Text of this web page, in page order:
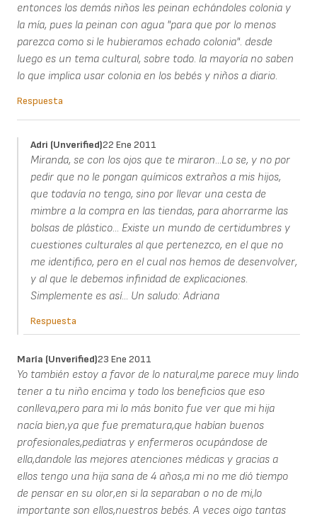
entonces los demás niños les peinan echándoles colonia y
la mía, pues la peinan con agua "para que por lo menos
parezca como si le hubieramos echado colonia". desde
luego es un tema cultural, sobre todo. la mayoría no saben
lo que implica usar colonia en los bebés y niños a diario.
Respuesta
Adri (unverified)22 Ene 2011
Miranda, se con los ojos que te miraron...Lo se, y no por
pedir que no le pongan químicos extraños a mis hijos,
que todavía no tengo, sino por llevar una cesta de
mimbre a la compra en las tiendas, para ahorrarme las
bolsas de plástico... Existe un mundo de certidumbres y
cuestiones culturales al que pertenezco, en el que no
me identifico, pero en el cual nos hemos de desenvolver,
y al que le debemos infinidad de explicaciones.
Simplemente es así... Un saludo: Adriana
Respuesta
María (unverified)23 Ene 2011
Yo también estoy a favor de lo natural,me parece muy lindo
tener a tu niño encima y todo los beneficios que eso
conlleva,pero para mi lo más bonito fue ver que mi hija
nacía bien,ya que fue prematura,que habían buenos
profesionales,pediatras y enfermeros ocupándose de
ella,dandole las mejores atenciones médicas y gracias a
ellos tengo una hija sana de 4 años,a mi no me dió tiempo
de pensar en su olor,en si la separaban o no de mi,lo
importante son ellos,nuestros bebés. A veces oigo tantas